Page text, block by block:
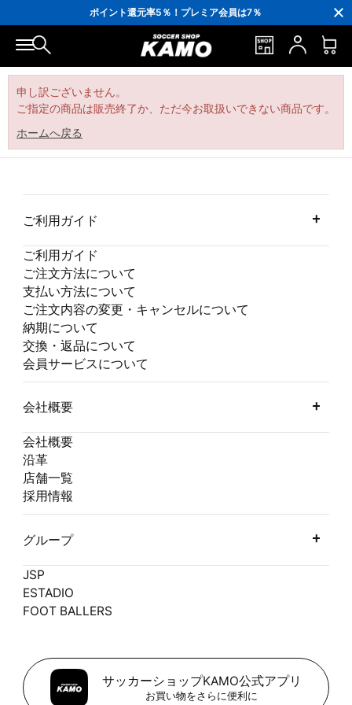
ポイント還元率5％！プレミア会員は7％
会員の方にはお誕生月に「10％OFFクーポン」プレゼント！
16,000円(税込)以上でシューズケースプレゼント！
3,300円(税込)以上で送料無料！
申し訳ございません。
ご指定の商品は販売終了か、ただ今お取扱いできない商品です。
ホームへ戻る
ご利用ガイド
ご利用ガイド
ご注文方法について
支払い方法について
ご注文内容の変更・キャンセルについて
納期について
交換・返品について
会員サービスについて
会社概要
会社概要
沿革
店舗一覧
採用情報
グループ
JSP
ESTADIO
FOOT BALLERS
サッカーショップKAMO公式アプリ
お買い物をさらに便利に